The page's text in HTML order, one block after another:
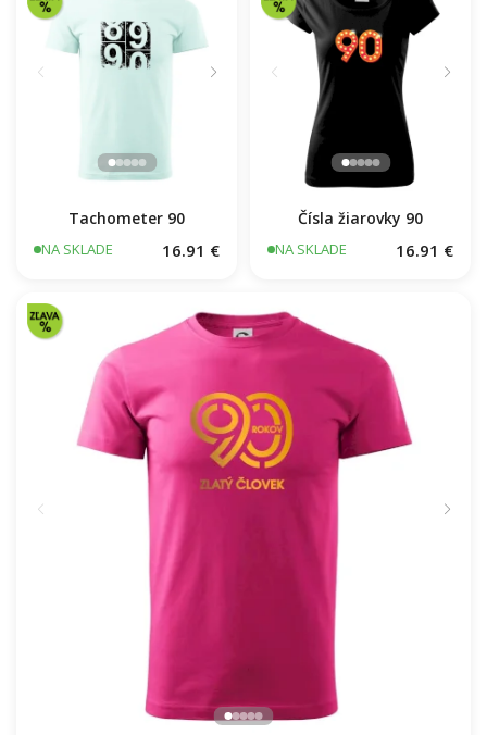
Tachometer 90
NA SKLADE 16.91 €
Čísla žiarovky 90
NA SKLADE 16.91 €